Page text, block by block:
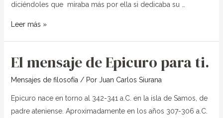
diciéndoles que miraba más por ella si dedicaba su …
Leer más »
El mensaje de Epicuro para ti.
Mensajes de filosofía/ Por Juan Carlos Siurana
Epicuro nace en torno al 342-341 a.C. en la isla de Samos, de
padre ateniense. Aproximadamente en los años 307-306 a.C.
El
de
Epicuro
para